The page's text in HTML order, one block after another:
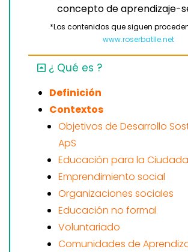
concepto de aprendizaje-
*Los contenidos que siguen
www.roserbatlle.net
¿ Qué es ?
Definición
Contextos
Objetivos de Desarrollo
ApS
Educación para la
Emprendimiento social
Organizaciones sociales
Educación no formal
Voluntariado
Comunidades de